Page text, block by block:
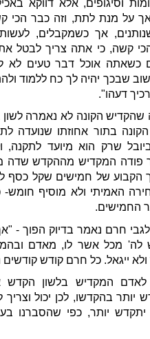
וסיגופים, אלא דווקא
אך על מנת לתת, וזה כבר הכי
אך כשמקבלים,
הכי קשה, כי אתה צריך לבטל את
כשאתה אוכל דבר טעים לא
שבכך יהיה לך כח ללמוד
דעהו".
שהקדיש הקונה לא נאמרה לשון
בתור אחוזתו שנועדה
שרק הוא מיועד לתקנה,
פודה המקדיש מההקדש שדה
הקבוע של חמישים שקל כסף
האמיתי ולא מוסיף חומש-
החמישים.
לגבי חרם נאמר בדיוק הפוך -
לה' מכל אשר לו, מאדם
ולא ייגאל. כל חרם קודש
לאדם המקדיש בלשון
בהקדשו, לכן יכול וצריך
יותר, כפי שהסברנו